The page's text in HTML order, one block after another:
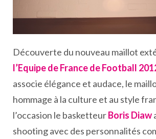
Découverte du nouveau maillot
l’Equipe de France de Football
associe élégance et audace, le
hommage à la culture et au style
l’occasion le basketteurBoris Diaw
shooting avec des personnalités